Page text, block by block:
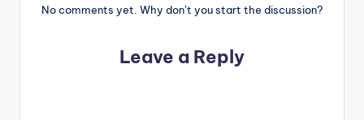
No comments yet. Why don’t you start the discussion?
Leave a Reply